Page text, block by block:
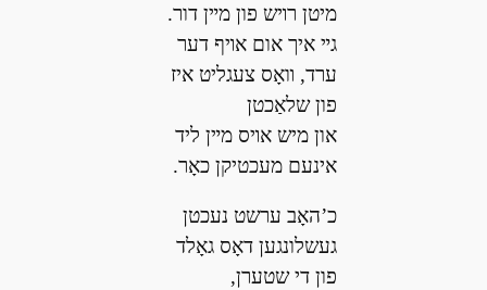
מיטן רױש פון מײן דור.
גײ איך אום אױף דער
ערד, װאָס צעגליט איז
פון שלאַכטן
און מיש אױס מײן ליד
אינעם מעכטיקן כאָר.
כ’האָב ערשט נעכטן
געשלונגען דאָס גאָלד
פון די שטערן,